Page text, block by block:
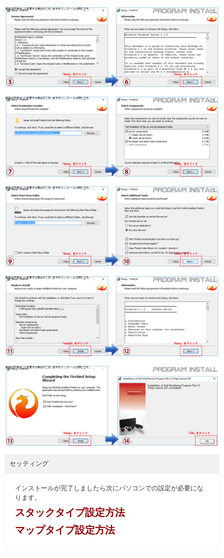
セッティング
インストールが完了しましたら次にパソコンでの設定が必要にな
ります。
スタックタイプ設定方法
マップタイプ設定方法